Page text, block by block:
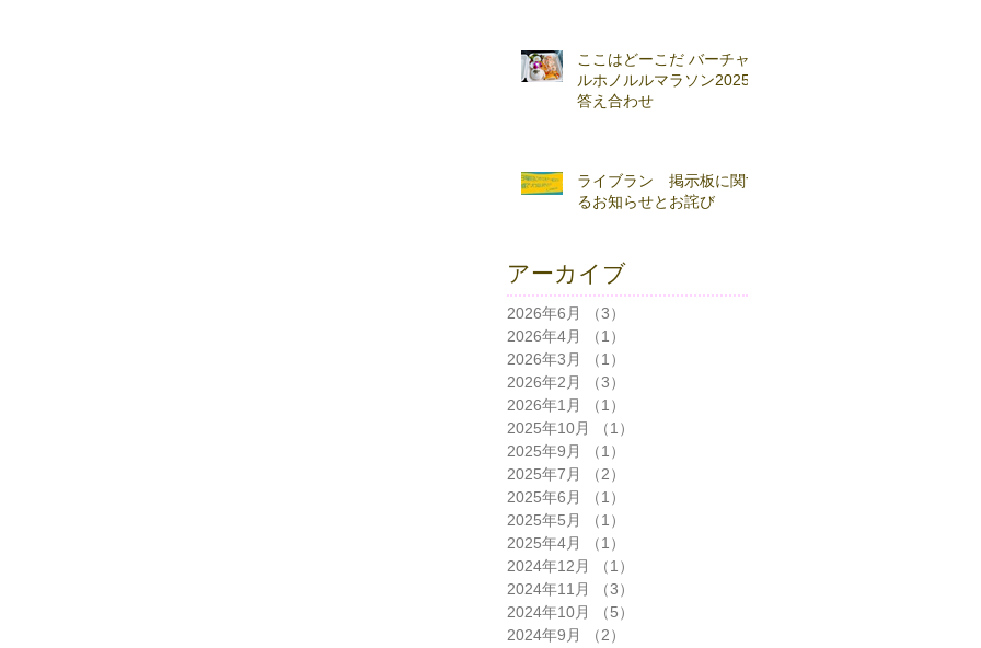
ここはどーこだ バーチャ
ルホノルルマラソン2025
答え合わせ
ライブラン 掲示板に関す
るお知らせとお詫び
アーカイブ
2026年6月 （3）
2026年4月
（1）
2026年3月
（1）
2026年2月
（3）
2026年1月
（1）
2025年10月
（1）
2025年9月
（1）
2025年7月
（2）
2025年6月
（1）
2025年5月
（1）
2025年4月
（1）
2024年12月
（1）
2024年11月
（3）
2024年10月
（5）
2024年9月
（2）